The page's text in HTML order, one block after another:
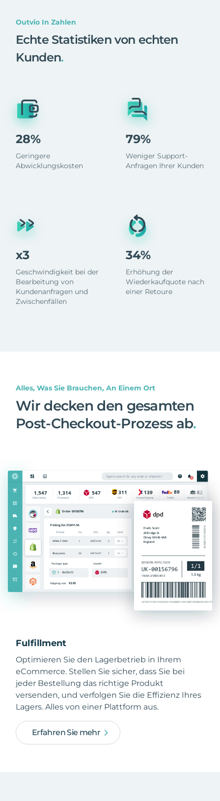
Outvio In Zahlen
Echte Statistiken von echten
Kunden.
28%
Geringere
Abwicklungskosten
x3
Geschwindigkeit bei der
Bearbeitung von
Kundenanfragen und
Zwischenfällen
79%
Weniger Support-
Anfragen Ihrer Kunden
34%
Erhöhung der
Wiederkaufquote nach
einer Retoure
Alles, Was Sie Brauchen, An Einem Ort
Wir decken den gesamten
Post-Checkout-Prozess ab.
Fulfillment
Optimieren Sie den Lagerbetrieb in Ihrem
eCommerce. Stellen Sie sicher, dass Sie bei
jeder Bestellung das richtige Produkt
versenden, und verfolgen Sie die Effizienz Ihres
Lagers. Alles von einer Plattform aus.
Erfahren Sie mehr